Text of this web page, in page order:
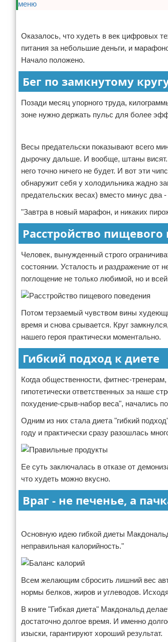
Детский спорт
Зимние виды спорта
Тренировки дома
Спортивное питание
Оказалось, что худеть в век цифровых
питания за небольшие деньги, и
Начало положено.
Бег по замкнутому
Позади месяц упорного труда,
зоне нужно держать пульс для более
Весы предательски показывают всего
дырочку дальше. И вообще, штаны
него точно ничего не будет. И вот эти
обнаружит себя у холодильника жадно
предательских весах) вместо минус два
"Завтра в новый марафон, и никаких
Расстройство
Человек, вынужденный строго
состоянии. Усталость и раздражение от
поглощение не только любимой, но и
Потом терзаемый чувством вины
время и снова срывается. Круг
нашего героя практически моментально.
Гибкий подход к диете
Когда общественности, фитнес-
гипотетически ответственных за наше
похудение-срыв-набор веса", начались
Одним из них стала диета "гибкий
году и практически сразу разошлась
Ее суть заключалась в отказе от
что худеть можно вкусно.
Враг - не печенье, а
Основную идею гибкой диеты
неправильная калорийность."
Всем желающим сбросить лишний вес
нормы белков, жиров и углеводов.
В книге "Гибкая диета" Макдональд
достаточно долгое время. И именно
изыски, гарантируют хороший результат.